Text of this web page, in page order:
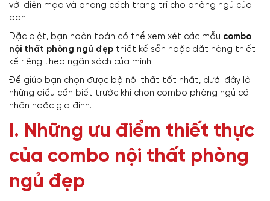
với diện mạo và phong cách trang trí cho phòng ngủ của
bạn.
Đặc biệt, bạn hoàn toàn có thể xem xét các mẫu combo
nội thất phòng ngủ đẹp thiết kế sẵn hoặc đặt hàng thiết
kế riêng theo ngân sách của mình.
Để giúp bạn chọn được bộ nội thất tốt nhất, dưới đây là
những điều cần biết trước khi chọn combo phòng ngủ cá
nhân hoặc gia đình.
I. Những ưu điểm thiết thực
của combo nội thất phòng
ngủ đẹp